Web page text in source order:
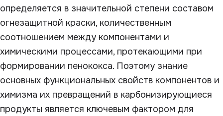
определяется в значительной степени составом
огнезащитной краски, количественным
соотношением между компонентами и
химическими процессами, протекающими при
формировании пенококса. Поэтому знание
основных функциональных свойств компонентов и
химизма их превращений в карбонизирующиеся
продукты является ключевым фактором для